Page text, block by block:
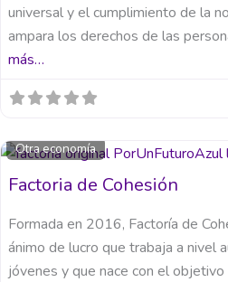
universal y el cumplimiento de la
ampara los derechos de las
más…
Otra economía
Factoria de Cohesión
Formada en 2016, Factoría de
ánimo de lucro que trabaja a nivel
jóvenes y que nace con el